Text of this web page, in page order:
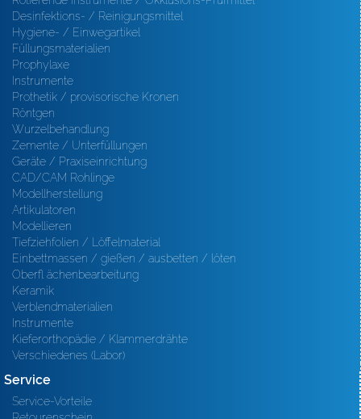
Desinfektions- / Reinigungsmittel
Hygiene- / Einwegartikel
Füllungsmaterialien
Prophylaxe
Instrumente
Prothetik / provisorische Kronen
Röntgen
Wurzelbehandlung
Zemente / Unterfüllungen
Geräte / Praxiseinrichtung
CAD/CAM Rohlinge
Modellherstellung
Artikulatoren
Modellieren
Tiefziehfolien / Löffelmaterial
Einbettmassen / gießen / ausbetten / löten
Oberfl ächenbearbeitung
Keramik
Verblendmaterialien
Instrumente
Kieferorthopädie / Klammerdrähte
Verschiedenes (Labor)
Service
Service-Vorteile